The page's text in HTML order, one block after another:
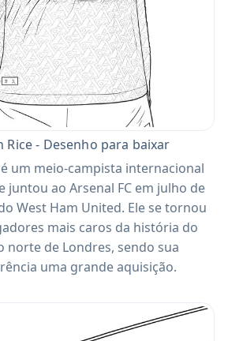
Rice - Desenho para baixar
é um meio-campista internacional
juntou ao Arsenal FC em julho de
West Ham United. Ele se tornou
mais caros da história do
norte de Londres, sendo sua
uma grande aquisição.